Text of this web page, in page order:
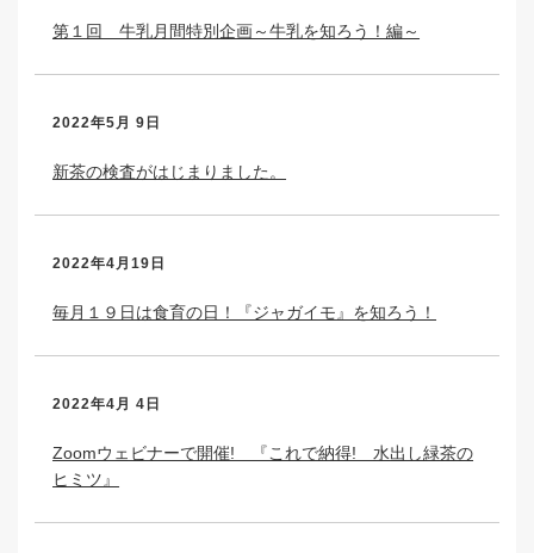
第１回 牛乳月間特別企画～牛乳を知ろう！編～
2022年5月 9日
新茶の検査がはじまりました。
2022年4月19日
毎月１９日は食育の日！『ジャガイモ』を知ろう！
2022年4月 4日
Zoomウェビナーで開催! 『これで納得! 水出し緑茶の
ヒミツ』